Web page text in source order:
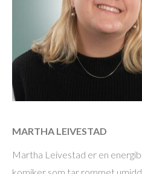
MARTHA LEIVESTAD
Martha Leivestad er en